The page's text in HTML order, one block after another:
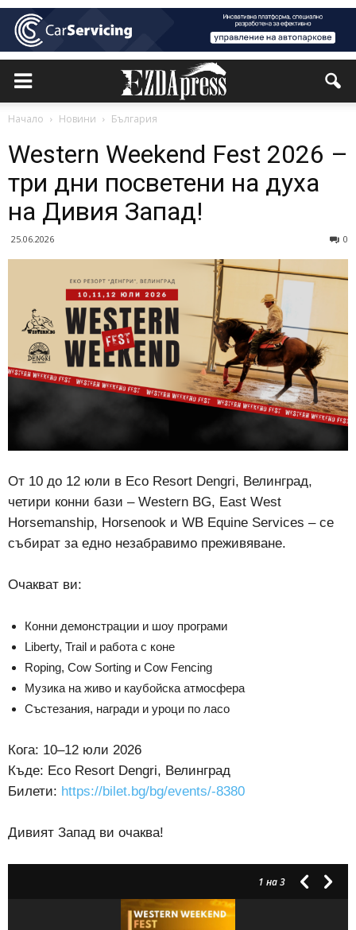
Начало Новини България
Western Weekend Fest 2026 –
три дни посветени на духа
на Дивия Запад!
25.06.2026 0
От 10 до 12 юли в Eco Resort Dengri, Велинград,
четири конни бази – Western BG, East West
Horsemanship, Horsenook и WB Equine Services – се
събират за едно незабравимо преживяване.
Очакват ви:
Конни демонстрации и шоу програми
Liberty, Trail и работа с коне
Roping, Cow Sorting и Cow Fencing
Музика на живо и каубойска атмосфера
Състезания, награди и уроци по ласо
Кога: 10–12 юли 2026
Къде: Eco Resort Dengri, Велинград
Билети: https://bilet.bg/bg/events/-8380
Дивият Запад ви очаква!
1 на 3